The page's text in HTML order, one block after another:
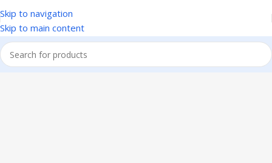
Skip to navigation
Skip to main content